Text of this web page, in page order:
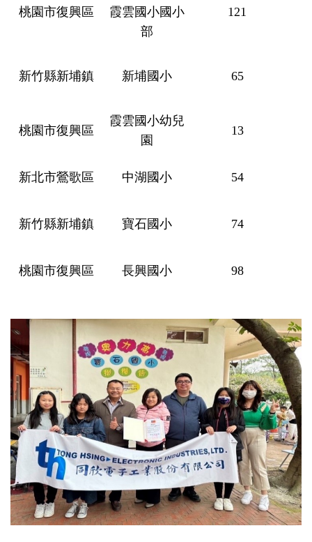
桃園市復興區
霞雲國小國小
部
121
新竹縣新埔鎮 新埔國小 65
桃園市復興區
霞雲國小幼兒
園
13
新北市鶯歌區 中湖國小 54
新竹縣新埔鎮 寶石國小 74
桃園市復興區 長興國小 98